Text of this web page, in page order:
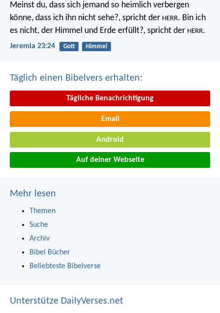
Meinst du, dass sich jemand so heimlich verbergen
könne, dass ich ihn nicht sehe?, spricht der HERR. Bin ich
es nicht, der Himmel und Erde erfüllt?, spricht der HERR.
Jeremia 23:24 Gott Himmel
Täglich einen Bibelvers erhalten:
Tägliche Benachrichtigung
Email
Android
Auf deiner Webseite
Mehr lesen
Themen
Suche
Archiv
Bibel Bücher
Beliebteste Bibelverse
Unterstütze DailyVerses.net